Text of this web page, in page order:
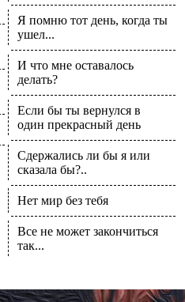
Я помню тот день, когда ты
ушел...
И что мне оставалось
делать?
Если бы ты вернулся в
один прекрасный день
Сдержались ли бы я или
сказала бы?..
Нет мир без тебя
Все не может закончиться
так...